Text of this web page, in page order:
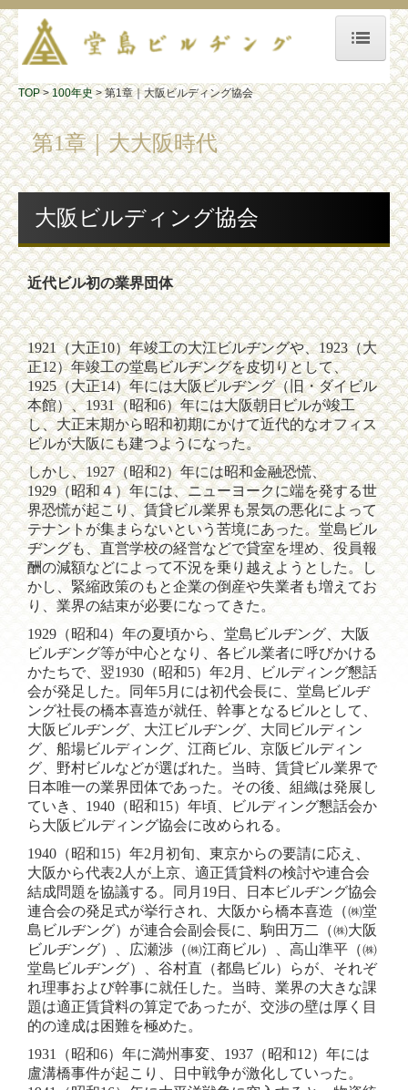
TOP
空室案内
セットアップオフィス
堂ビルについて
ビルガイド
設備＆サービス
交通アクセス
100年史
序章
第1章
第2章
第3章
謝辞・編集後記
TOP 100年史 第1章｜大阪ビルディング協会
第1章｜大大阪時代
大阪ビルディング協会
近代ビル初の業界団体
1921（大正10）年竣工の大江ビルヂングや、1923（大
正12）年竣工の堂島ビルヂングを皮切りとして、
1925（大正14）年には大阪ビルヂング（旧・ダイビル
本館）、1931（昭和6）年には大阪朝日ビルが竣工
し、大正末期から昭和初期にかけて近代的なオフィス
ビルが大阪にも建つようになった。
しかし、1927（昭和2）年には昭和金融恐慌、
1929（昭和４）年には、ニューヨークに端を発する世
界恐慌が起こり、賃貸ビル業界も景気の悪化によって
テナントが集まらないという苦境にあった。堂島ビル
ヂングも、直営学校の経営などで貸室を埋め、役員報
酬の減額などによって不況を乗り越えようとした。し
かし、緊縮政策のもと企業の倒産や失業者も増えてお
り、業界の結束が必要になってきた。
1929（昭和4）年の夏頃から、堂島ビルヂング、大阪
ビルヂング等が中心となり、各ビル業者に呼びかける
かたちで、翌1930（昭和5）年2月、ビルディング懇話
会が発足した。同年5月には初代会長に、堂島ビルヂ
ング社長の橋本喜造が就任、幹事となるビルとして、
大阪ビルヂング、大江ビルヂング、大同ビルディン
グ、船場ビルディング、江商ビル、京阪ビルディン
グ、野村ビルなどが選ばれた。当時、賃貸ビル業界で
日本唯一の業界団体であった。その後、組織は発展し
ていき、1940（昭和15）年頃、ビルディング懇話会か
ら大阪ビルディング協会に改められる。
1940（昭和15）年2月初旬、東京からの要請に応え、
大阪から代表2人が上京、適正賃貸料の検討や連合会
結成問題を協議する。同月19日、日本ビルヂング協会
連合会の発足式が挙行され、大阪から橋本喜造（㈱堂
島ビルヂング）が連合会副会長に、駒田万二（㈱大阪
ビルヂング）、広瀬渉（㈱江商ビル）、高山準平（㈱
堂島ビルヂング）、谷村直（都島ビル）らが、それぞ
れ理事および幹事に就任した。当時、業界の大きな課
題は適正賃貸料の算定であったが、交渉の壁は厚く目
的の達成は困難を極めた。
1931（昭和6）年に満州事変、1937（昭和12）年には
盧溝橋事件が起こり、日中戦争が激化していった。